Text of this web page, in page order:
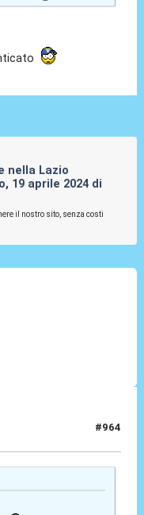
nella Lazio
19 aprile 2024 di
il nostro sito, senza costi
#964